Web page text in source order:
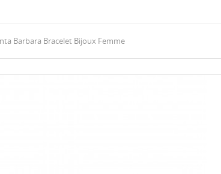
Barbara Bracelet Bijoux Femme